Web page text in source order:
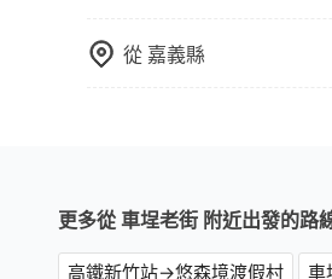
從 嘉義縣
更多從 車埕老街 附近出發的路
高鐵新竹站→悠森境渡假村 車